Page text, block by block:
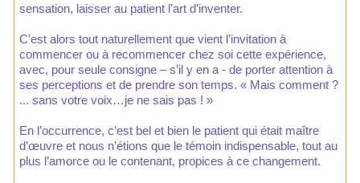
sensation, laisser au patient l’art d’inventer.
C’est alors tout naturellement que vient l’invitation à
commencer ou à recommencer chez soi cette expérience,
avec, pour seule consigne – s’il y en a - de porter attention à
ses perceptions et de prendre son temps. « Mais comment ?
... sans votre voix…je ne sais pas ! »
En l’occurrence, c’est bel et bien le patient qui était maître
d’œuvre et nous n’étions que le témoin indispensable, tout au
plus l’amorce ou le contenant, propices à ce changement.